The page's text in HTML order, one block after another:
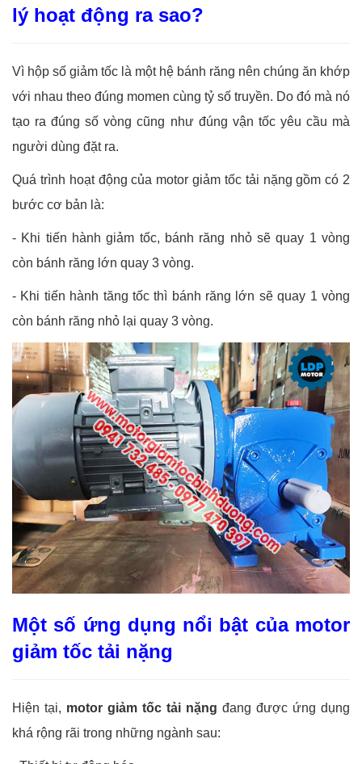
lý hoạt động ra sao?
Vì hộp số giảm tốc là một hệ bánh răng nên chúng ăn khớp
với nhau theo đúng momen cùng tỷ số truyền. Do đó mà nó
tạo ra đúng số vòng cũng như đúng vận tốc yêu cầu mà
người dùng đặt ra.
Quá trình hoạt động của motor giảm tốc tải nặng gồm có 2
bước cơ bản là:
- Khi tiến hành giảm tốc, bánh răng nhỏ sẽ quay 1 vòng
còn bánh răng lớn quay 3 vòng.
- Khi tiến hành tăng tốc thì bánh răng lớn sẽ quay 1 vòng
còn bánh răng nhỏ lại quay 3 vòng.
Một số ứng dụng nổi bật của motor
giảm tốc tải nặng
Hiện tại, motor giảm tốc tải nặng đang được ứng dụng
khá rộng rãi trong những ngành sau: